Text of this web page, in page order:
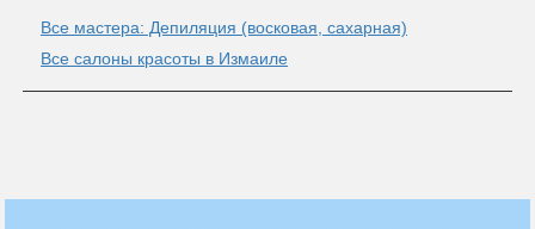
Все мастера: Депиляция (восковая, сахарная)
Все салоны красоты в Измаиле